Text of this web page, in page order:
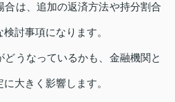
合は、追加の返済方法や持分割合
討事項になります。
うなっているかも、金融機関と
大きく影響します。